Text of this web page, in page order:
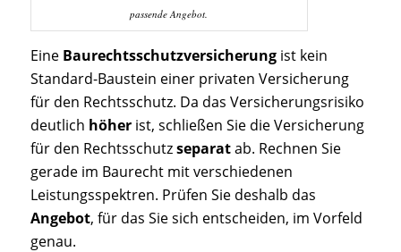
passende Angebot.
Eine Baurechtsschutzversicherungist kein
Standard-Baustein einer privaten Versicherung
für den Rechtsschutz. Da das Versicherungsrisiko
deutlich höherist, schließen Sie die Versicherung
für den Rechtsschutzseparatab. Rechnen Sie
gerade im Baurecht mit verschiedenen
Leistungsspektren. Prüfen Sie deshalb das
Angebot, für das Sie sich entscheiden, im Vorfeld
genau.